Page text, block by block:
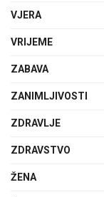
VJERA
VRIJEME
ZABAVA
ZANIMLJIVOSTI
ZDRAVLJE
ZDRAVSTVO
ŽENA